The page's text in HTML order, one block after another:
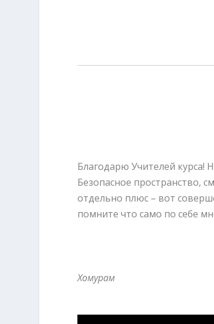
Благодарю Учителей курса!
Безопасное пространство,
отдельно плюс – вот
помните что само по себе
Хомурам